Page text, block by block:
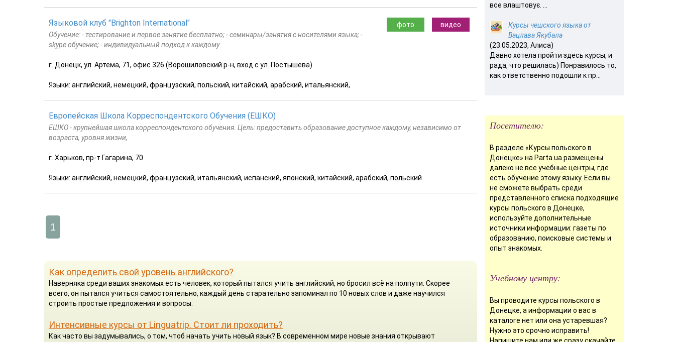
видео
фото
Языковой клуб "Brighton International"
Обучение: - тестирование и первое занятие бесплатно; - семинары/занятия с носителями языка; -
skype обучение; - индивидуальный подход к каждому
г. Донецк, ул. Артема, 71, офис 326 (Ворошиловский р-н, вход с ул. Постышева)
Языки: английский, немецкий, французский, польский, китайский, арабский, итальянский,
Европейская Школа Корреспондентского Обучения (ЕШКО)
ЕШКО - крупнейшая школа корреспондентского обучения. Цель: предоставить образование доступное каждому, независимо от
возраста, уровня жизни,
г. Харьков, пр-т Гагарина, 70
Языки: английский, немецкий, французский, итальянский, испанский, японский, китайский, арабский, польский
1
Как определить свой уровень английского?
Наверняка среди ваших знакомых есть человек, который пытался учить английский, но бросил всё на полпути. Скорее
всего, он пытался учиться самостоятельно, каждый день старательно запоминал по 10 новых слов и даже научился
строить простые предложения и вопросы.
Интенсивные курсы от Linguatrip. Стоит ли проходить?
Как часто вы задумывались, о том, чтоб начать учить новый язык? В современном мире новые знания открывают
все влаштовує. ...
Курсы чешского языка от
Вацлава Якубала
(23.05.2023, Алиса)
Давно хотела пройти здесь курсы, и
рада, что решилась) Понравилось то,
как ответственно подошли к пр...
Посетителю:
В разделе «Курсы польского в
Донецке» на Parta.ua размещены
далеко не все учебные центры, где
есть обучение этому языку. Если вы
не сможете выбрать среди
представленного списка подходящие
курсы польского в Донецке,
используйте дополнительные
источники информации: газеты по
образованию, поисковые системы и
опыт знакомых.
Учебному центру:
Вы проводите курсы польского в
Донецке, а информации о вас в
каталоге нет или она устаревшая?
Нужно это срочно исправить!